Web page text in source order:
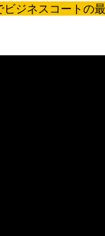
ビジネスコート の